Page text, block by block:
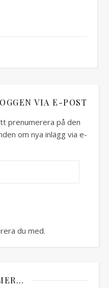
VIA E-POST
prenumerera på den
om nya inlägg via e-
du med.